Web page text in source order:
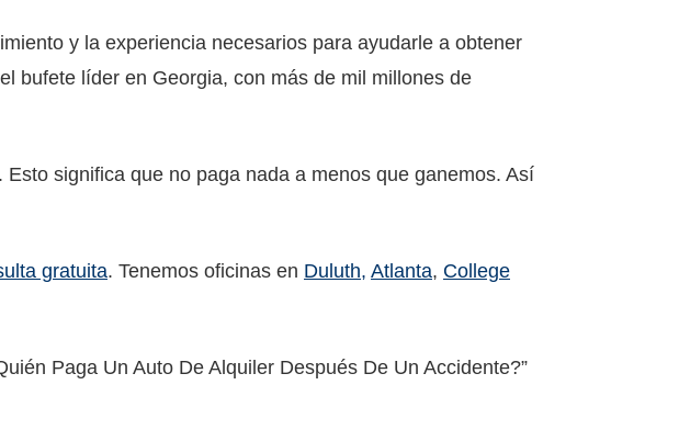
y la experiencia necesarios para ayudarle a obtener
bufete líder en Georgia, con más de mil millones de
significa que no paga nada a menos que ganemos. Así
gratuita. Tenemos oficinas en Duluth, Atlanta, College
Paga Un Auto De Alquiler Después De Un Accidente?”